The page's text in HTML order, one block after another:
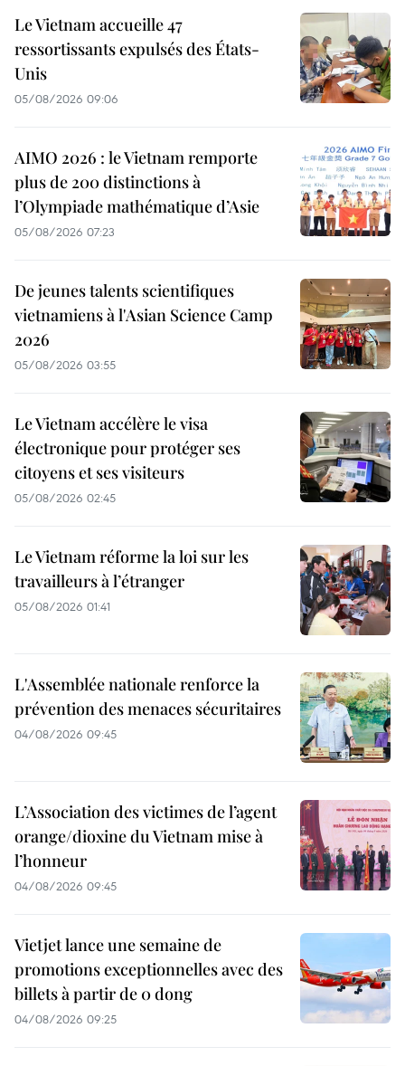
Le Vietnam accueille 47
ressortissants expulsés des États-
Unis
05/08/2026 09:06
AIMO 2026 : le Vietnam remporte
plus de 200 distinctions à
l’Olympiade mathématique d’Asie
05/08/2026 07:23
De jeunes talents scientifiques
vietnamiens à l'Asian Science Camp
2026
05/08/2026 03:55
Le Vietnam accélère le visa
électronique pour protéger ses
citoyens et ses visiteurs
05/08/2026 02:45
Le Vietnam réforme la loi sur les
travailleurs à l’étranger
05/08/2026 01:41
L'Assemblée nationale renforce la
prévention des menaces sécuritaires
04/08/2026 09:45
L’Association des victimes de l’agent
orange/dioxine du Vietnam mise à
l’honneur
04/08/2026 09:45
Vietjet lance une semaine de
promotions exceptionnelles avec des
billets à partir de 0 dong
04/08/2026 09:25